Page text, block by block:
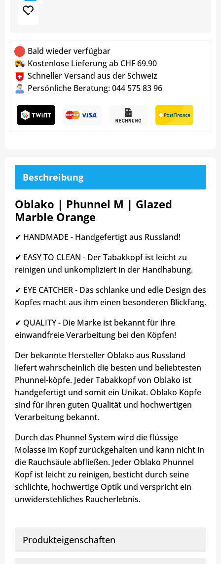
Bald wieder verfügbar
Kostenlose Lieferung ab CHF 69.90
Schneller Versand aus der Schweiz
Persönliche Beratung: 044 575 83 96
Beschreibung
Oblako | Phunnel M | Glazed
Marble Orange
✔ HANDMADE - Handgefertigt aus Russland!
✔ EASY TO CLEAN - Der Tabakkopf ist leicht zu
reinigen und unkompliziert in der Handhabung.
✔ EYE CATCHER - Das schlanke und edle Design des
Kopfes macht aus ihm einen besonderen Blickfang.
✔ QUALITY - Die Marke ist bekannt für ihre
einwandfreie Verarbeitung bei den Köpfen!
Der bekannte Hersteller Oblako aus Russland
liefert wahrscheinlich die besten und beliebtesten
Phunnel-köpfe. Jeder Tabakkopf von Oblako ist
handgefertigt und somit ein Unikat. Oblako Köpfe
sind für ihren guten Qualität und hochwertigen
Verarbeitung bekannt.
Durch das Phunnel System wird die flüssige
Molasse im Kopf zurückgehalten und kann nicht in
die Rauchsäule abfließen. Jeder Oblako Phunnel
Kopf ist leicht zu reinigen, besticht durch seine
schlichte, hochwertige Optik und verspricht ein
unwiderstehliches Raucherlebnis.
Produkteigenschaften